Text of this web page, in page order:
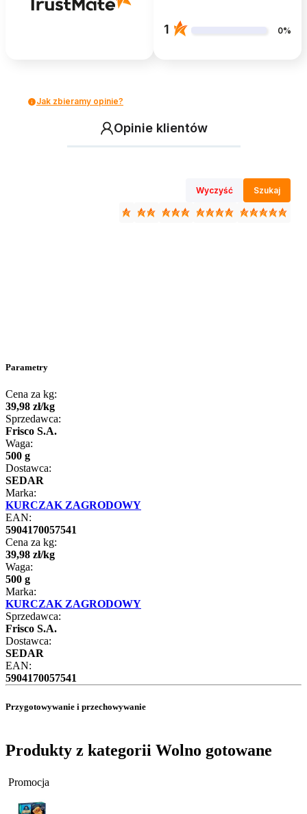
1 0%
Jak zbieramy opinie?
Opinie klientów
Wyczyść Szukaj
Parametry
Cena za kg:
39,98 zł/kg
Sprzedawca:
Frisco S.A.
Waga:
500 g
Dostawca:
SEDAR
Marka:
KURCZAK ZAGRODOWY
EAN:
5904170057541
Cena za kg:
39,98 zł/kg
Waga:
500 g
Marka:
KURCZAK ZAGRODOWY
Sprzedawca:
Frisco S.A.
Dostawca:
SEDAR
EAN:
5904170057541
Przygotowywanie i przechowywanie
Produkty z kategorii Wolno gotowane
Promocja